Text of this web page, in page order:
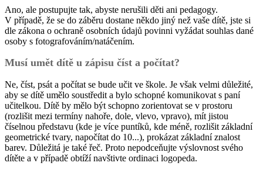
Ano, ale postupujte tak, abyste nerušili děti ani pedagogy.
V případě, že se do záběru dostane někdo jiný než vaše dítě, jste si
dle zákona o ochraně osobních údajů povinni vyžádat souhlas dané
osoby s fotografováním/natáčením.
Musí umět dítě u zápisu číst a počítat?
Ne, číst, psát a počítat se bude učit ve škole. Je však velmi důležité,
aby se dítě umělo soustředit a bylo schopné komunikovat s paní
učitelkou. Dítě by mělo být schopno zorientovat se v prostoru
(rozlišit mezi termíny nahoře, dole, vlevo, vpravo), mít jistou
číselnou představu (kde je více puntíků, kde méně, rozlišit základní
geometrické tvary, napočítat do 10...), prokázat základní znalost
barev. Důležitá je také řeč. Proto nepodceňujte výslovnost svého
dítěte a v případě obtíží navštivte ordinaci logopeda.